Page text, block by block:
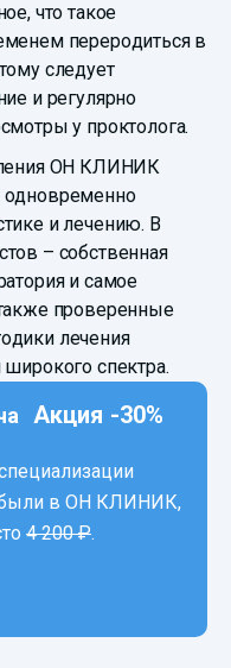
что такое
переродиться в
следует
и регулярно
у проктолога.
ОН КЛИНИК
одновременно
и лечению. В
– собственная
и самое
проверенные
лечения
спектра.
Акция -30%
были в ОН КЛИНИК,
4 200 ₽.